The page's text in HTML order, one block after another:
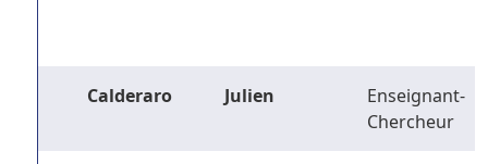
Calderaro Julien
Enseignant-
Chercheur